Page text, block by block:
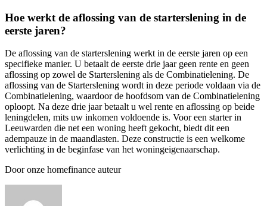
Hoe werkt de aflossing van de starterslening in de
eerste jaren?
De aflossing van de starterslening werkt in de eerste jaren op een
specifieke manier. U betaalt de eerste drie jaar geen rente en geen
aflossing op zowel de Starterslening als de Combinatielening. De
aflossing van de Starterslening wordt in deze periode voldaan via de
Combinatielening, waardoor de hoofdsom van de Combinatielening
oploopt. Na deze drie jaar betaalt u wel rente en aflossing op beide
leningdelen, mits uw inkomen voldoende is. Voor een starter in
Leeuwarden die net een woning heeft gekocht, biedt dit een
adempauze in de maandlasten. Deze constructie is een welkome
verlichting in de beginfase van het woningeigenaarschap.
Door onze homefinance auteur